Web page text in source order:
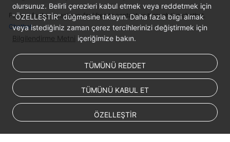
For any further questions, feel free to contact us through the chatbot.
Chatbot
olursunuz. Belirli çerezleri kabul etmek veya reddetmek için
"ÖZELLEŞTİR" düğmesine tıklayın. Daha fazla bilgi almak
veya istediğiniz zaman çerez tercihlerinizi değiştirmek için
Bilgilendirme Metni içeriğimize bakın.
TÜMÜNÜ REDDET
TÜMÜNÜ KABUL ET
ÖZELLEŞTİR